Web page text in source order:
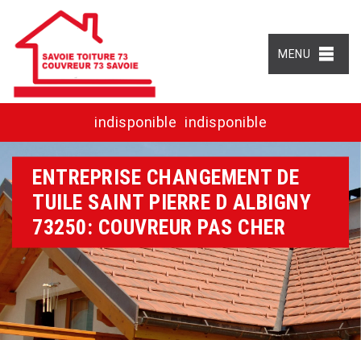
MENU
indisponible indisponible
ENTREPRISE CHANGEMENT DE
TUILE SAINT PIERRE D ALBIGNY
73250: COUVREUR PAS CHER